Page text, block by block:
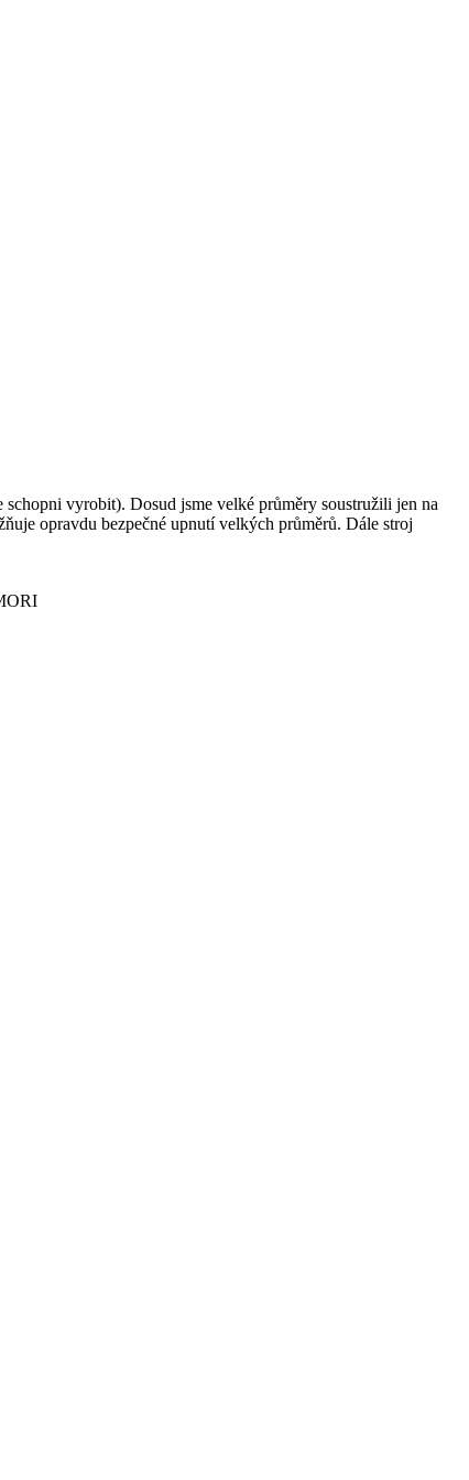
vyrobit). Dosud jsme velké průměry soustružili jen na
opravdu bezpečné upnutí velkých průměrů. Dále stroj